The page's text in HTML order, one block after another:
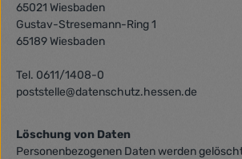
65021 Wiesbaden
Gustav-Stresemann-Ring 1
65189 Wiesbaden
Tel. 0611/1408-0
poststelle@datenschutz.hessen.de
Löschung von Daten
Personenbezogenen Daten werden